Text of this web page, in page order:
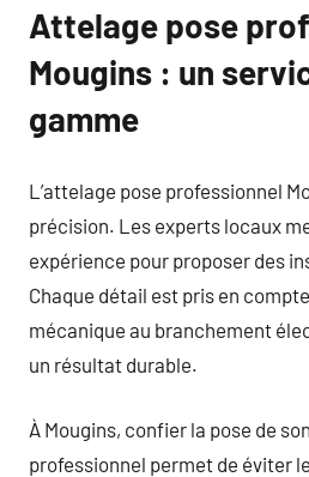
Attelage pose
Mougins : un
gamme
L’attelage pose professionnel
précision. Les experts locaux
expérience pour proposer des
Chaque détail est pris en
mécanique au branchement
un résultat durable.
À Mougins, confier la pose de
professionnel permet de éviter